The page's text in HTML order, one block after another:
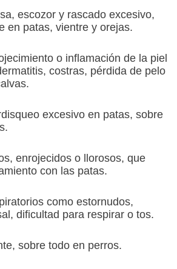
escozor y rascado excesivo,
en patas, vientre y orejas.
o inflamación de la piel
costras, pérdida de pelo
excesivo en patas, sobre
enrojecidos o llorosos, que
con las patas.
como estornudos,
dificultad para respirar o tos.
sobre todo en perros.